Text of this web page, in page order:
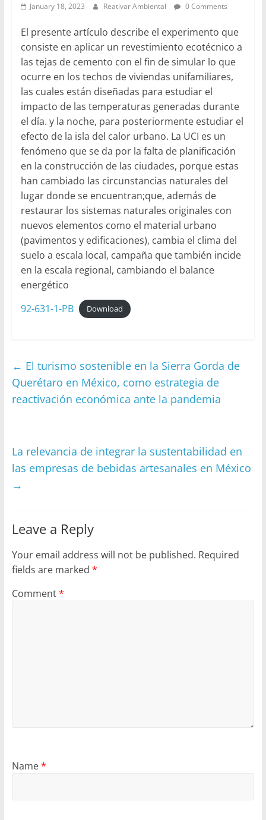
January 18, 2023 Reativar Ambiental 0 Comments
El presente artículo describe el experimento que
consiste en aplicar un revestimiento ecotécnico a
las tejas de cemento con el fin de simular lo que
ocurre en los techos de viviendas unifamiliares,
las cuales están diseñadas para estudiar el
impacto de las temperaturas generadas durante
el día. y la noche, para posteriormente estudiar el
efecto de la isla del calor urbano. La UCI es un
fenómeno que se da por la falta de planificación
en la construcción de las ciudades, porque estas
han cambiado las circunstancias naturales del
lugar donde se encuentran;que, además de
restaurar los sistemas naturales originales con
nuevos elementos como el material urbano
(pavimentos y edificaciones), cambia el clima del
suelo a escala local, campaña que también incide
en la escala regional, cambiando el balance
energético
92-631-1-PB
Download
← El turismo sostenible en la Sierra Gorda de
Querétaro en México, como estrategia de
reactivación económica ante la pandemia
La relevancia de integrar la sustentabilidad en
las empresas de bebidas artesanales en México
→
Leave a Reply
Your email address will not be published. Required
fields are marked *
Comment*
Name*